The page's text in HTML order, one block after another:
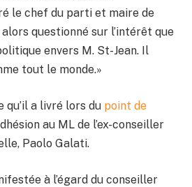
le chef du parti et maire de
questionné sur l’intérêt que
envers M. St-Jean. Il
tout le monde.»
qu’il a livré lors du point de
au ML de l’ex-conseiller
Paolo Galati.
à l’égard du conseiller